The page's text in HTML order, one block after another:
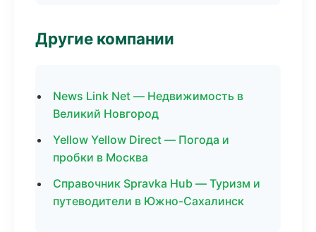
Другие компании
News Link Net — Недвижимость в
Великий Новгород
Yellow Yellow Direct — Погода и
пробки в Москва
Справочник Spravka Hub — Туризм и
путеводители в Южно-Сахалинск